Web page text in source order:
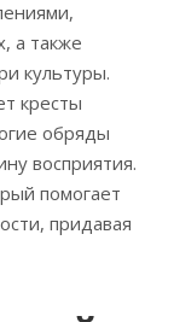
а также
культуры.
кресты
обряды
восприятия.
помогает
придавая